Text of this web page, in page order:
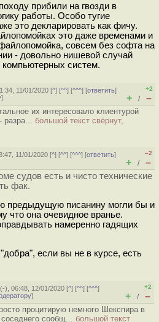
прибили на гвозди в
работы. Особо тугие
это декларировать как фичу.
это даже временами и
совсем без софта на
- довольно нишевой случай
компьютерных систем.
11/01/2020 [^] [^^] [^^^] [ответить]
]
+2
+ / –
их интересовало клиентурой
разра... большой текст свёрнут,
11/01/2020 [^] [^^] [^^^] [ответить]
–2
+ / –
судов есть и чисто технические
фак.
предыдущую писанину могли бы и
что она очевидное вранье.
намеренно гадящих
если вы не в курсе, есть
(-), 06:48, 12/01/2020 [^] [^^] [^^^]
]
+2
+ / –
процитирую немного Шекспира в
сообщ... большой текст